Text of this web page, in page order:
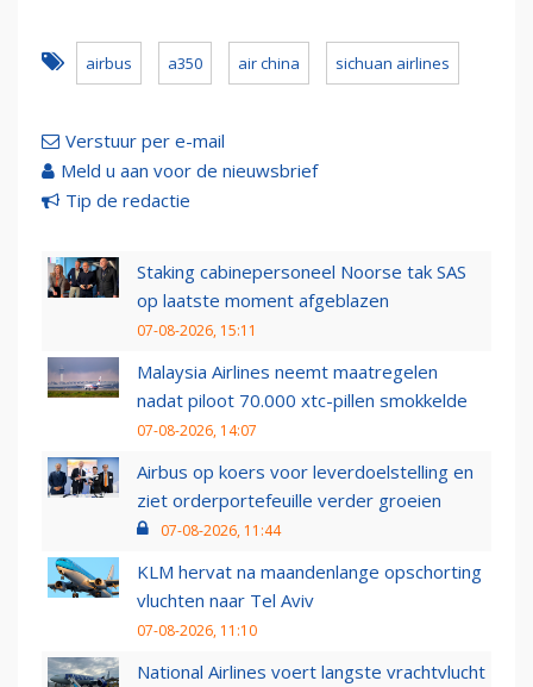
airbus a350 air china sichuan airlines
Verstuur per e-mail
Meld u aan voor de nieuwsbrief
Tip de redactie
Staking cabinepersoneel Noorse tak SAS
op laatste moment afgeblazen
07-08-2026, 15:11
Malaysia Airlines neemt maatregelen
nadat piloot 70.000 xtc-pillen smokkelde
07-08-2026, 14:07
Airbus op koers voor leverdoelstelling en
ziet orderportefeuille verder groeien
07-08-2026, 11:44
KLM hervat na maandenlange opschorting
vluchten naar Tel Aviv
07-08-2026, 11:10
National Airlines voert langste vrachtvlucht